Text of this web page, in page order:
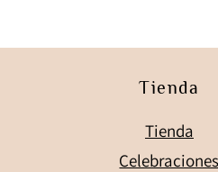
Tienda
Tienda
Celebraciones